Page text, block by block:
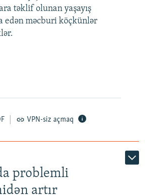
360p 480p
1080p
720p
təklif olunan yaşayış
edən məcburi köçkünlər
VPN-siz açmaq
problemli
artır